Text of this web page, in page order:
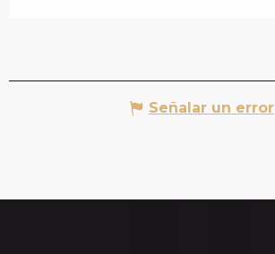
Señalar un error